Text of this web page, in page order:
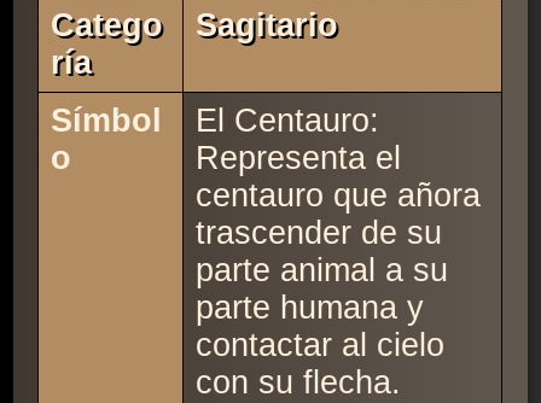
Catego
Ría
Sagitario
Símbol
o
El Centauro:
Representa el
centauro que añora
trascender de su
parte animal a su
parte humana y
contactar al cielo
con su flecha.